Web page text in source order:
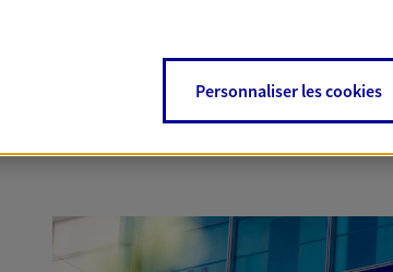
Nous rencontrer
Personnaliser les cookies